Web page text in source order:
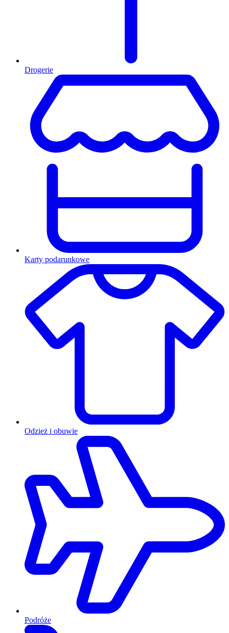
Drogerie
Karty podarunkowe
Odzież i obuwie
Podróże